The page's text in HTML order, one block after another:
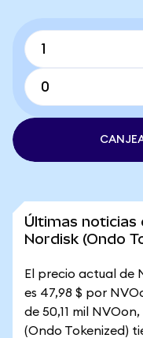
Últimas noticias
Nordisk (Ondo
El precio actual de
es 47,98 $ por
de 50,11 mil
(Ondo Tokenized)